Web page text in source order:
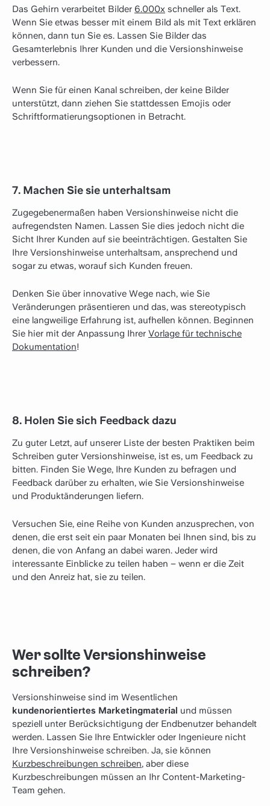
Das Gehirn verarbeitet Bilder 6.000x schneller als Text.
Wenn Sie etwas besser mit einem Bild als mit Text erklären
können, dann tun Sie es. Lassen Sie Bilder das
Gesamterlebnis Ihrer Kunden und die Versionshinweise
verbessern.
Wenn Sie für einen Kanal schreiben, der keine Bilder
unterstützt, dann ziehen Sie stattdessen Emojis oder
Schriftformatierungsoptionen in Betracht.
7. Machen Sie sie unterhaltsam
Zugegebenermaßen haben Versionshinweise nicht die
aufregendsten Namen. Lassen Sie dies jedoch nicht die
Sicht Ihrer Kunden auf sie beeinträchtigen. Gestalten Sie
Ihre Versionshinweise unterhaltsam, ansprechend und
sogar zu etwas, worauf sich Kunden freuen.
Denken Sie über innovative Wege nach, wie Sie
Veränderungen präsentieren und das, was stereotypisch
eine langweilige Erfahrung ist, aufhellen können. Beginnen
Sie hier mit der Anpassung Ihrer Vorlage für technische
Dokumentation!
8. Holen Sie sich Feedback dazu
Zu guter Letzt, auf unserer Liste der besten Praktiken beim
Schreiben guter Versionshinweise, ist es, um Feedback zu
bitten. Finden Sie Wege, Ihre Kunden zu befragen und
Feedback darüber zu erhalten, wie Sie Versionshinweise
und Produktänderungen liefern.
Versuchen Sie, eine Reihe von Kunden anzusprechen, von
denen, die erst seit ein paar Monaten bei Ihnen sind, bis zu
denen, die von Anfang an dabei waren. Jeder wird
interessante Einblicke zu teilen haben – wenn er die Zeit
und den Anreiz hat, sie zu teilen.
Wer sollte Versionshinweise
schreiben?
Versionshinweise sind im Wesentlichen
kundenorientiertes Marketingmaterial und müssen
speziell unter Berücksichtigung der Endbenutzer behandelt
werden. Lassen Sie Ihre Entwickler oder Ingenieure nicht
Ihre Versionshinweise schreiben. Ja, sie können
Kurzbeschreibungen schreiben, aber diese
Kurzbeschreibungen müssen an Ihr Content-Marketing-
Team gehen.